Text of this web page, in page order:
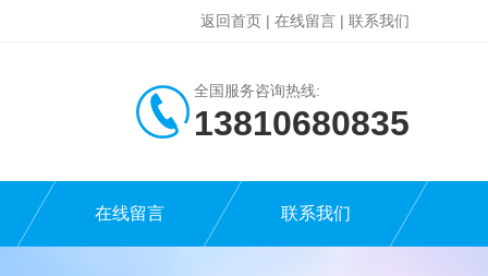
返回首页 | 在线留言 | 联系我们
全国服务咨询热线:
13810680835
在线留言 联系我们